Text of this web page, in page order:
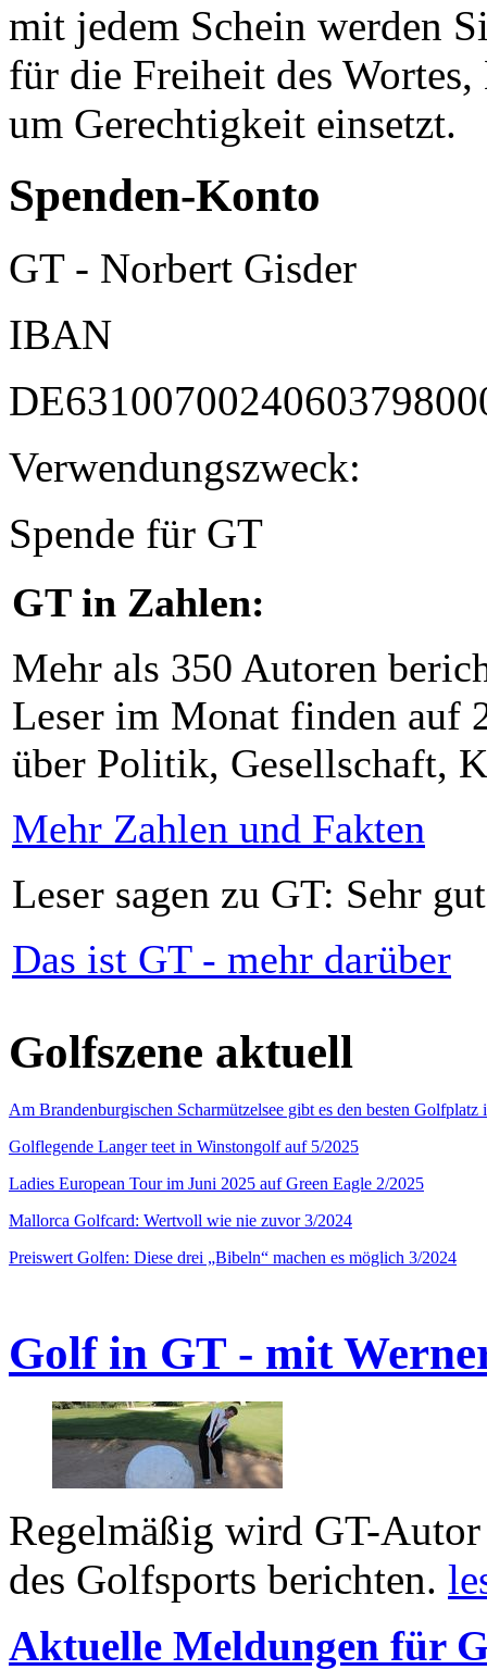
mit jedem Schein werden
für die Freiheit des
um Gerechtigkeit einsetzt.
Spenden-Konto
GT - Norbert Gisder
IBAN
Verwendungszweck:
Spende für GT
GT in Zahlen:
Mehr als 350 Autoren
Leser im Monat finden auf
über Politik, Gesellschaft,
Mehr Zahlen und Fakten
Leser sagen zu GT: Sehr
Das ist GT - mehr darüber
Golfszene aktuell
Am Brandenburgischen Scharmützelsee gibt es den besten
Golflegende Langer teet in Winstongolf auf 5/2025
Ladies European Tour im Juni 2025 auf Green Eagle 2/2025
Mallorca Golfcard: Wertvoll wie nie zuvor 3/2024
Preiswert Golfen: Diese drei „Bibeln“ machen es möglich 3/2024
Golf in GT - mit
Regelmäßig wird GT-
des Golfsports berichten.
Aktuelle Meldungen für